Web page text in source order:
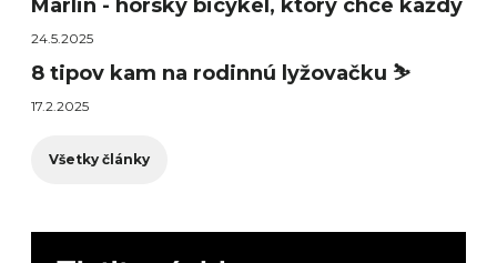
Marlin - horský bicykel, ktorý chce každý
24.5.2025
8 tipov kam na rodinnú lyžovačku ⛷️
17.2.2025
Všetky články